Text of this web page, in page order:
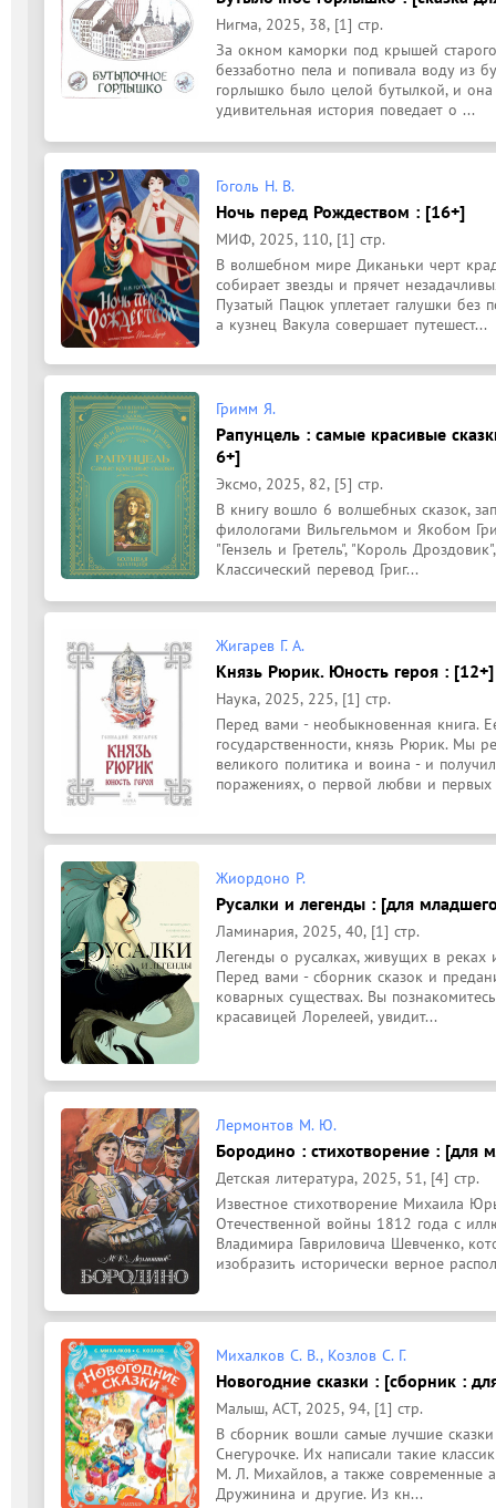
Нигма, 2025, 38, [1] стр.
За окном каморки под крышей
беззаботно пела и попивала воду из
горлышко было целой бутылкой, и
удивительная история поведает о ...
Гоголь Н. В.
Ночь перед Рождеством : [16+]
МИФ, 2025, 110, [1] стр.
В волшебном мире Диканьки черт
собирает звезды и прячет
Пузатый Пацюк уплетает галушки
а кузнец Вакула совершает путешест...
Гримм Я.
Рапунцель : самые красивые
6+]
Эксмо, 2025, 82, [5] стр.
В книгу вошло 6 волшебных сказок,
филологами Вильгельмом и Якобом
"Гензель и Гретель", "Король
Классический перевод Григ...
Жигарев Г. А.
Князь Рюрик. Юность героя : [12+]
Наука, 2025, 225, [1] стр.
Перед вами - необыкновенная книга.
государственности, князь Рюрик. Мы
великого политика и воина - и
поражениях, о первой любви и первых
Жиордоно Р.
Русалки и легенды : [для
Ламинария, 2025, 40, [1] стр.
Легенды о русалках, живущих в реках
Перед вами - сборник сказок и
коварных существах. Вы
красавицей Лорелеей, увидит...
Лермонтов М. Ю.
Бородино : стихотворение : [для
Детская литература, 2025, 51, [4] стр.
Известное стихотворение Михаила
Отечественной войны 1812 года с
Владимира Гавриловича Шевченко,
изобразить исторически верное
Михалков С. В., Козлов С. Г.
Новогодние сказки : [сборник :
Малыш, АСТ, 2025, 94, [1] стр.
В сборник вошли самые лучшие
Снегурочке. Их написали такие
М. Л. Михайлов, а также современные
Дружинина и другие. Из кн...